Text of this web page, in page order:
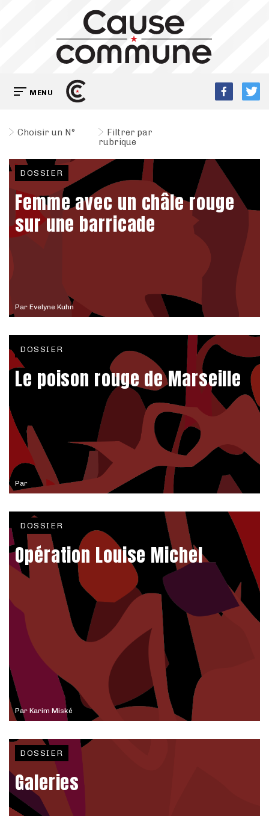
MENU
Choisir un N°
Filtrer par
rubrique
Par Evelyne Kuhn
DOSSIER
Femme avec un châle rouge
sur une barricade
Par
DOSSIER
Le poison rouge de Marseille
Par Karim Miské
DOSSIER
Opération Louise Michel
DOSSIER
Galeries